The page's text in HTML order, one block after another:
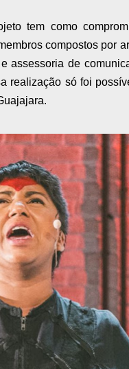
tem como
compostos por
assessoria de
realização só foi